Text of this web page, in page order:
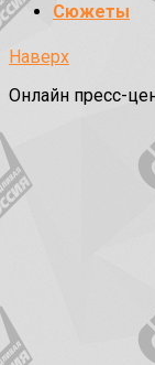
Сюжеты
Наверх
Онлайн пресс-